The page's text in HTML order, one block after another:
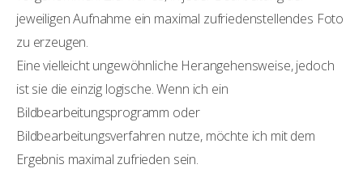
jeweiligen Aufnahme ein maximal zufriedenstellendes Foto
zu erzeugen.
Eine vielleicht ungewöhnliche Herangehensweise, jedoch
ist sie die einzig logische. Wenn ich ein
Bildbearbeitungsprogramm oder
Bildbearbeitungsverfahren nutze, möchte ich mit dem
Ergebnis maximal zufrieden sein.